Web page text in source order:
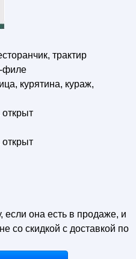
трактир
филе
курятина, кураж,
если она есть в продаже, и
со скидкой с доставкой по